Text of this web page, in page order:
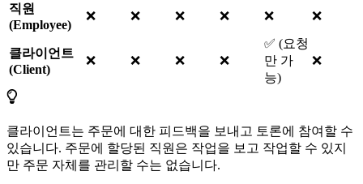
직원
(Employee)
❌ ❌ ❌ ❌ ❌ ❌
클라이언트
(Client)
❌ ❌ ❌ ❌
✅ (요청
만 가
능)
❌
클라이언트는 주문에 대한 피드백을 보내고 토론에 참여할 수
있습니다. 주문에 할당된 직원은 작업을 보고 작업할 수 있지
만 주문 자체를 관리할 수는 없습니다.